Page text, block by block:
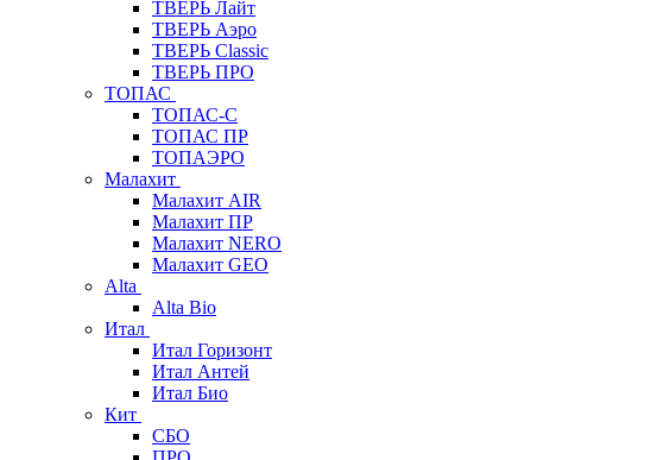
ТВЕРЬ Лайт
ТВЕРЬ Аэро
ТВЕРЬ Classic
ТВЕРЬ ПРО
ТОПАС
ТОПАС-С
ТОПАС ПР
ТОПАЭРО
Малахит
Малахит AIR
Малахит ПР
Малахит NERO
Малахит GEO
Alta
Alta Bio
Итал
Итал Горизонт
Итал Антей
Итал Био
Кит
СБО